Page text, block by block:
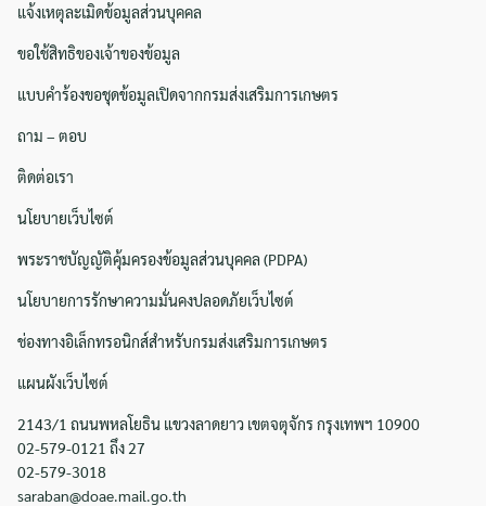
แจ้งเหตุละเมิดข้อมูลส่วนบุคคล
ขอใช้สิทธิของเจ้าของข้อมูล
แบบคำร้องขอชุดข้อมูลเปิดจากกรมส่งเสริมการเกษตร
ถาม – ตอบ
ติดต่อเรา
นโยบายเว็บไซต์
พระราชบัญญัติคุ้มครองข้อมูลส่วนบุคคล (PDPA)
นโยบายการรักษาความมั่นคงปลอดภัยเว็บไซต์
ช่องทางอิเล็กทรอนิกส์สำหรับกรมส่งเสริมการเกษตร
แผนผังเว็บไซต์
2143/1 ถนนพหลโยธิน แขวงลาดยาว เขตจตุจักร กรุงเทพฯ 10900
02-579-0121 ถึง 27
02-579-3018
saraban@doae.mail.go.th